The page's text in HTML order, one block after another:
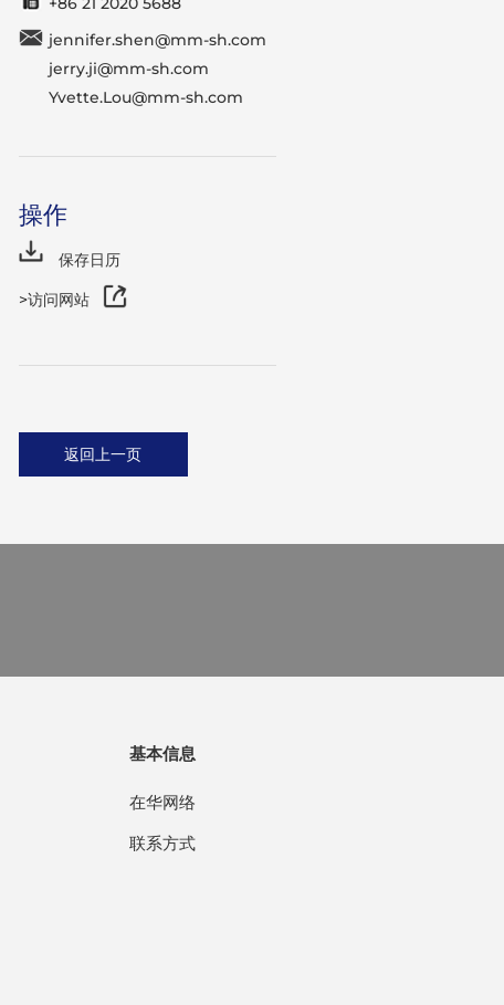
jennifer.shen@mm-sh.com
jerry.ji@mm-sh.com
Yvette.Lou@mm-sh.com
操作
保存日历
>访问网站
返回上一页
基本信息
在华网络
联系方式